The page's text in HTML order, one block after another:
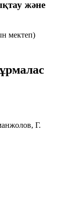
және
мектеп)
Г.